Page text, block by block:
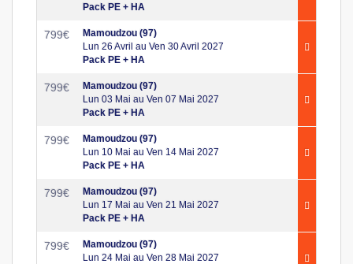
Pack PE + HA
799€
Mamoudzou (97)
Lun 26 Avril au Ven 30 Avril 2027
Pack PE + HA
799€
Mamoudzou (97)
Lun 03 Mai au Ven 07 Mai 2027
Pack PE + HA
799€
Mamoudzou (97)
Lun 10 Mai au Ven 14 Mai 2027
Pack PE + HA
799€
Mamoudzou (97)
Lun 17 Mai au Ven 21 Mai 2027
Pack PE + HA
799€
Mamoudzou (97)
Lun 24 Mai au Ven 28 Mai 2027